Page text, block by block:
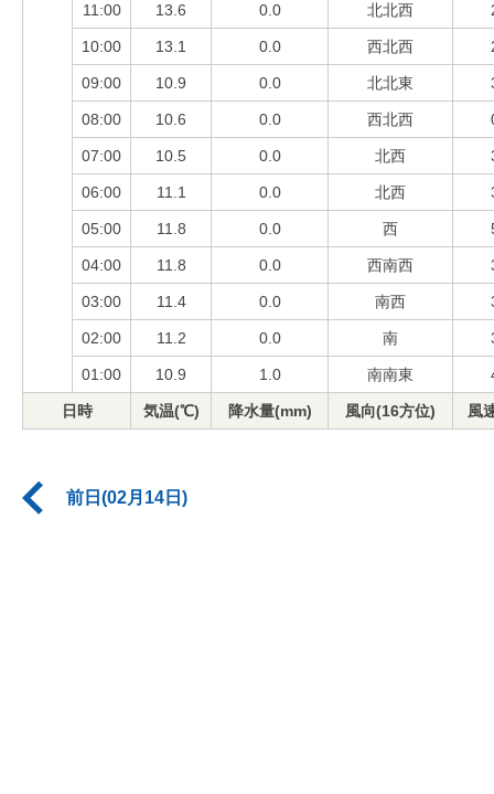
11:00 13.6 0.0 北北西
10:00 13.1 0.0 西北西
09:00 10.9 0.0 北北東
08:00 10.6 0.0 西北西
07:00 10.5 0.0 北西
06:00 11.1 0.0 北西
05:00 11.8 0.0 西
04:00 11.8 0.0 西南西
03:00 11.4 0.0 南西
02:00 11.2 0.0 南
01:00 10.9 1.0 南南東
日時 気温(℃) 降水量(mm) 風向(16方位) 風
前日(02月14日)